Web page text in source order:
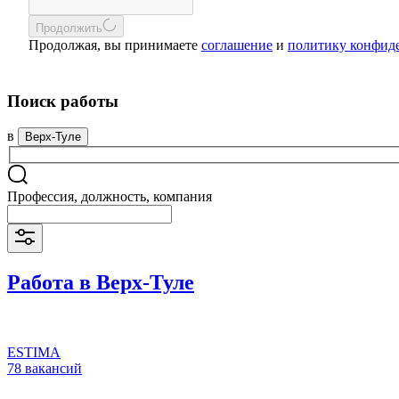
Продолжить
Продолжая, вы принимаете соглашение и политику
Поиск работы
в Верх-Туле
Профессия, должность, компания
Работа в Верх-Туле
ESTIMA
78 вакансий